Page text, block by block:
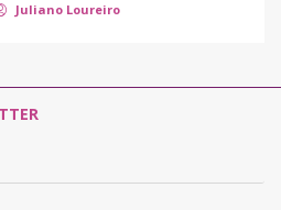
Juliano Loureiro